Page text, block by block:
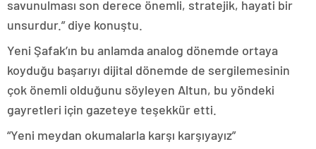
savunulması son derece önemli, stratejik, hayati bir
unsurdur.” diye konuştu.
Yeni Şafak’ın bu anlamda analog dönemde ortaya
koyduğu başarıyı dijital dönemde de sergilemesinin
çok önemli olduğunu söyleyen Altun, bu yöndeki
gayretleri için gazeteye teşekkür etti.
“Yeni meydan okumalarla karşı karşıyayız”